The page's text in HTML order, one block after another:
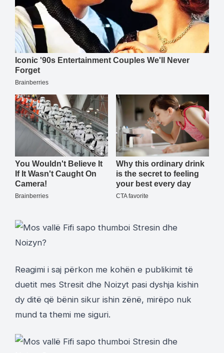
Reagimi i saj përkon me kohën e publikimit të
duetit mes Stresit dhe Noizyt pasi dyshja kishin
dy ditë që bënin sikur ishin zënë, mirëpo nuk
mund ta themi me siguri.